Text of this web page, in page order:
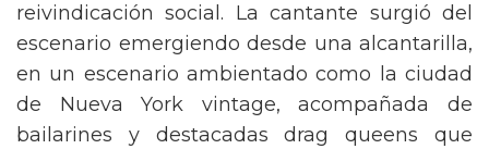
reivindicación social. La cantante surgió del
escenario emergiendo desde una alcantarilla,
en un escenario ambientado como la ciudad
de Nueva York vintage, acompañada de
bailarines y destacadas drag queens que